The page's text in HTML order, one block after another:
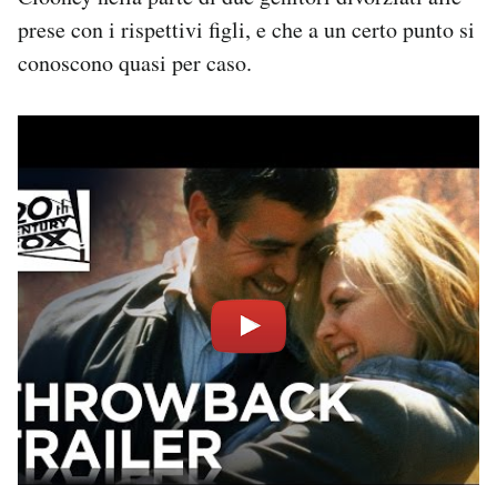
prese con i rispettivi figli, e che a un certo punto si
conoscono quasi per caso.